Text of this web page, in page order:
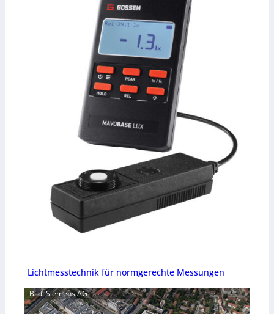
Lichtmesstechnik für normgerechte Messungen
Bild: Siemens AG